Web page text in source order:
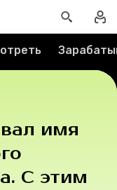
имя
С этим